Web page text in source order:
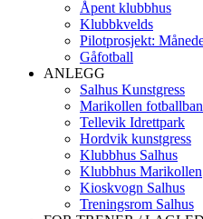
Åpent klubbhus
Klubbkvelds
Pilotprosjekt:
Gåfotball
ANLEGG
Salhus Kunstgress
Marikollen
Tellevik Idrettpark
Hordvik kunstgress
Klubbhus Salhus
Klubbhus Marikollen
Kioskvogn Salhus
Treningsrom Salhus